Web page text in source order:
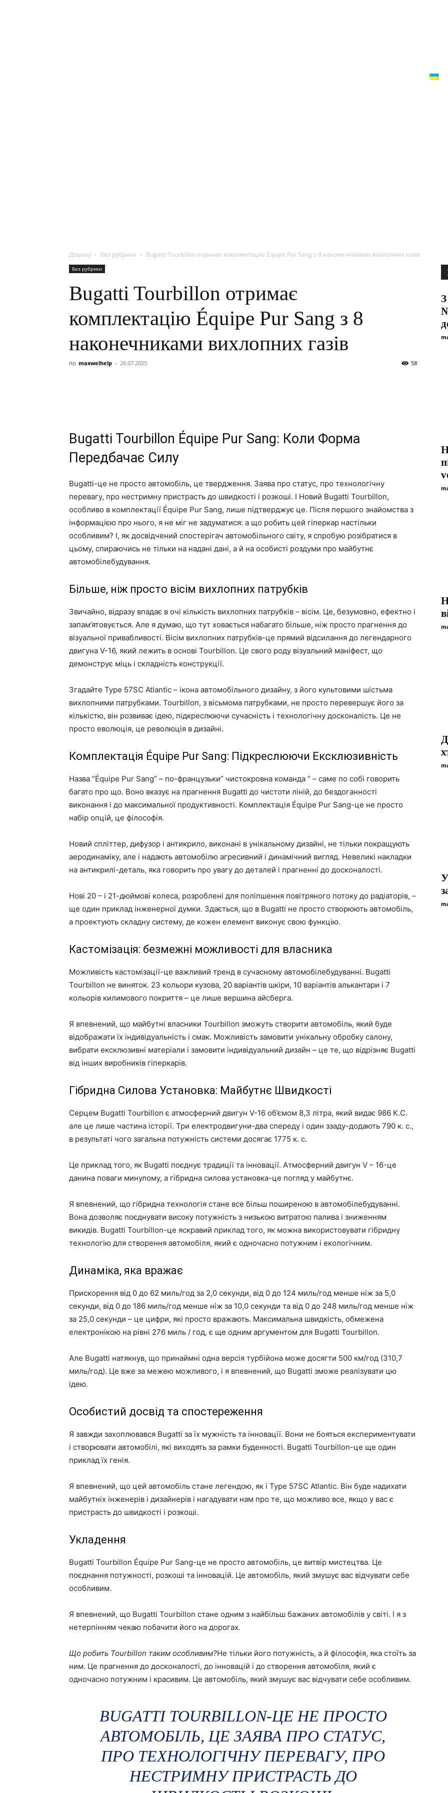
Додому Без рубрики Bugatti Tourbillon отримає комплектацію Équipe Pur Sang з 8 наконечниками вихлопних газів
Без рубрики
Bugatti Tourbillon отримає
комплектацію Équipe Pur Sang з 8
наконечниками вихлопних газів
по maxwelhelp - 26.07.2025 58
Bugatti Tourbillon Équipe Pur Sang: Коли Форма
Передбачає Силу
Bugatti-це не просто автомобіль, це твердження. Заява про статус, про технологічну
перевагу, про нестримну пристрасть до швидкості і розкоші. І Новий Bugatti Tourbillon,
особливо в комплектації Équipe Pur Sang, лише підтверджує це. Після першого знайомства з
інформацією про нього, я не міг не задуматися: а що робить цей гіперкар настільки
особливим? І, як досвідчений спостерігач автомобільного світу, я спробую розібратися в
цьому, спираючись не тільки на надані дані, а й на особисті роздуми про майбутнє
автомобілебудування.
Більше, ніж просто вісім вихлопних патрубків
Звичайно, відразу впадає в очі кількість вихлопних патрубків – вісім. Це, безумовно, ефектно і
запам’ятовується. Але я думаю, що тут ховається набагато більше, ніж просто прагнення до
візуальної привабливості. Вісім вихлопних патрубків-це прямий відсилання до легендарного
двигуна V-16, який лежить в основі Tourbillon. Це свого роду візуальний маніфест, що
демонструє міць і складність конструкції.
Згадайте Type 57SC Atlantic – ікона автомобільного дизайну, з його культовими шістьма
вихлопними патрубками. Tourbillon, з вісьмома патрубками, не просто перевершує його за
кількістю, він розвиває ідею, підкреслюючи сучасність і технологічну досконалість. Це не
просто еволюція, це революція в дизайні.
Комплектація Équipe Pur Sang: Підкреслюючи Ексклюзивність
Назва “Équipe Pur Sang” – по-французьки” чистокровна команда ” – саме по собі говорить
багато про що. Воно вказує на прагнення Bugatti до чистоти ліній, до бездоганності
виконання і до максимальної продуктивності. Комплектація Équipe Pur Sang-це не просто
набір опцій, це філософія.
Новий спліттер, дифузор і антикрило, виконані в унікальному дизайні, не тільки покращують
аеродинаміку, але і надають автомобілю агресивний і динамічний вигляд. Невеликі накладки
на антикрилі-деталь, яка говорить про увагу до деталей і прагненні до досконалості.
Нові 20 – і 21-дюймові колеса, розроблені для поліпшення повітряного потоку до радіаторів, –
ще один приклад інженерної думки. Здається, що в Bugatti не просто створюють автомобіль,
а проектують складну систему, де кожен елемент виконує свою функцію.
Кастомізація: безмежні можливості для власника
Можливість кастомізації-це важливий тренд в сучасному автомобілебудуванні. Bugatti
Tourbillon не виняток. 23 кольори кузова, 20 варіантів шкіри, 10 варіантів алькантари і 7
кольорів килимового покриття – це лише вершина айсберга.
Я впевнений, що майбутні власники Tourbillon зможуть створити автомобіль, який буде
відображати їх індивідуальність і смак. Можливість замовити унікальну обробку салону,
вибрати ексклюзивні матеріали і замовити індивідуальний дизайн – це те, що відрізняє Bugatti
від інших виробників гіперкарів.
Гібридна Силова Установка: Майбутнє Швидкості
Серцем Bugatti Tourbillon є атмосферний двигун V-16 об’ємом 8,3 літра, який видає 986 К.С.
але це лише частина історії. Три електродвигуни-два спереду і один ззаду-додають 790 к. с.,
в результаті чого загальна потужність системи досягає 1775 к. с.
Це приклад того, як Bugatti поєднує традиції та інновації. Атмосферний двигун V – 16-це
данина поваги минулому, а гібридна силова установка-це погляд у майбутнє.
Я впевнений, що гібридна технологія стане все більш поширеною в автомобілебудуванні.
Вона дозволяє поєднувати високу потужність з низькою витратою палива і зниженням
викидів. Bugatti Tourbillon-це яскравий приклад того, як можна використовувати гібридну
технологію для створення автомобіля, який є одночасно потужним і екологічним.
Динаміка, яка вражає
Прискорення від 0 до 62 миль/год за 2,0 секунди, від 0 до 124 миль/год менше ніж за 5,0
секунди, від 0 до 186 миль/год менше ніж за 10,0 секунди та від 0 до 248 миль/год менше ніж
за 25,0 секунди – це цифри, які просто вражають. Максимальна швидкість, обмежена
електронікою на рівні 276 миль / год, є ще одним аргументом для Bugatti Tourbillon.
Але Bugatti натякнув, що принаймні одна версія турбійона може досягти 500 км/год (310,7
миль/год). Це вже за межею можливого, і я впевнений, що Bugatti зможе реалізувати цю
ідею.
Особистий досвід та спостереження
Я завжди захоплювався Bugatti за їх мужність та інновації. Вони не бояться експериментувати
і створювати автомобілі, які виходять за рамки буденності. Bugatti Tourbillon-це ще один
приклад їх генія.
Я впевнений, що цей автомобіль стане легендою, як і Type 57SC Atlantic. Він буде надихати
майбутніх інженерів і дизайнерів і нагадувати нам про те, що можливо все, якщо у вас є
пристрасть до швидкості і розкоші.
Укладення
Bugatti Tourbillon Équipe Pur Sang-це не просто автомобіль, це витвір мистецтва. Це
поєднання потужності, розкоші та інновацій. Це автомобіль, який змушує вас відчувати себе
особливим.
Я впевнений, що Bugatti Tourbillon стане одним з найбільш бажаних автомобілів у світі. І я з
нетерпінням чекаю побачити його на дорогах.
Що робить Tourbillon таким особливим?Не тільки його потужність, а й філософія, яка стоїть за
ним. Це прагнення до досконалості, до інновацій і до створення автомобіля, який є
одночасно потужним і красивим. Це автомобіль, який змушує вас відчувати себе особливим.
BUGATTI TOURBILLON-ЦЕ НЕ ПРОСТО
АВТОМОБІЛЬ, ЦЕ ЗАЯВА ПРО СТАТУС,
ПРО ТЕХНОЛОГІЧНУ ПЕРЕВАГУ, ПРО
НЕСТРИМНУ ПРИСТРАСТЬ ДО